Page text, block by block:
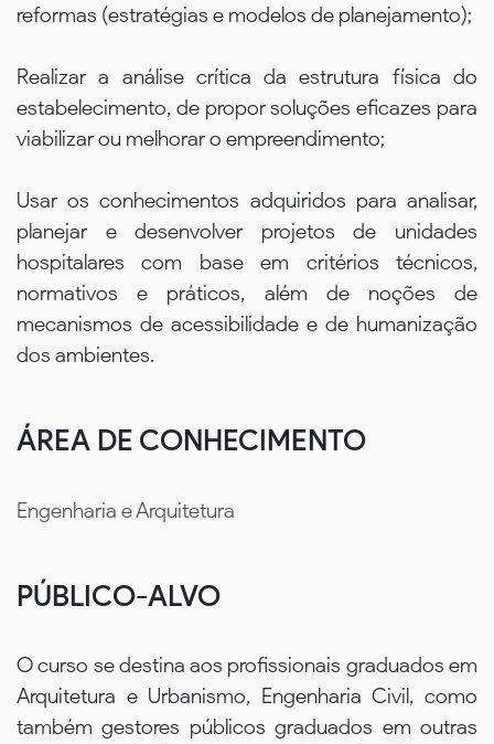
reformas (estratégias e modelos de planejamento);
Realizar a análise crítica da estrutura física do
estabelecimento, de propor soluções eficazes para
viabilizar ou melhorar o empreendimento;
Usar os conhecimentos adquiridos para analisar,
planejar e desenvolver projetos de unidades
hospitalares com base em critérios técnicos,
normativos e práticos, além de noções de
mecanismos de acessibilidade e de humanização
dos ambientes.
ÁREA DE CONHECIMENTO
Engenharia e Arquitetura
PÚBLICO-ALVO
O curso se destina aos profissionais graduados em
Arquitetura e Urbanismo, Engenharia Civil, como
também gestores públicos graduados em outras